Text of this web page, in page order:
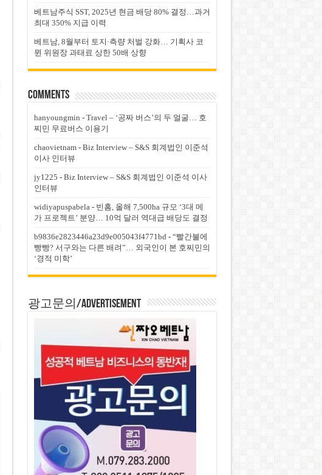
베트남주식 SST, 2025년 현금 배당 80% 결정…과거
최대 350% 지급 이력
베트남, 8월부터 토지·측량 처벌 강화… 기획사 코
뮌 위원장 과태료 상한 50배 상향
Comments
hanyoungmin - Travel – ‘공짜 버스’의 두 얼굴… 호
찌민 무료버스 이용기
chaovietnam- Biz Interview – S&S 회계법인 이준석
이사 인터뷰
jy1225 - Biz Interview – S&S 회계법인 이준석 이사
인터뷰
widiyapuspabela- 빈홈, 올해 7,500ha 규모 ‘3대 메
가 프로젝트’ 분양… 10억 달러 역대급 배당도 결정
b9836e2823446a23d9e005043f4771bd- “빨간불에
빵빵? 서구와는 다른 배려”… 외국인이 본 호찌민의
‘경적 미학’
광고문의/Advertisement